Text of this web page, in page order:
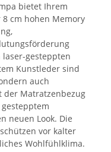
bietet Ihrem
cm hohen Memory
gesteppten
Kunstleder sind
auch
der Matratzenbezug
neuen Look. Die
vor kalter
Wohlfühlklima.